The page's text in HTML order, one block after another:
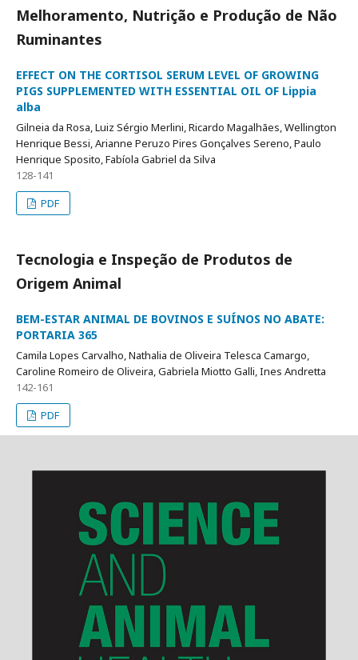
Melhoramento, Nutrição e Produção de Não
Ruminantes
EFFECT ON THE CORTISOL SERUM LEVEL OF GROWING
PIGS SUPPLEMENTED WITH ESSENTIAL OIL OF Lippia
alba
Gilneia da Rosa, Luiz Sérgio Merlini, Ricardo Magalhães, Wellington
Henrique Bessi, Arianne Peruzo Pires Gonçalves Sereno, Paulo
Henrique Sposito, Fabíola Gabriel da Silva
128-141
PDF
Tecnologia e Inspeção de Produtos de
Origem Animal
BEM-ESTAR ANIMAL DE BOVINOS E SUÍNOS NO ABATE:
PORTARIA 365
Camila Lopes Carvalho, Nathalia de Oliveira Telesca Camargo,
Caroline Romeiro de Oliveira, Gabriela Miotto Galli, Ines Andretta
142-161
PDF